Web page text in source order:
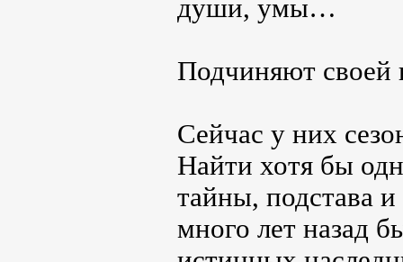
души, умы…
Подчиняют своей
Сейчас у них
Найти хотя бы
тайны, подстава
много лет назад